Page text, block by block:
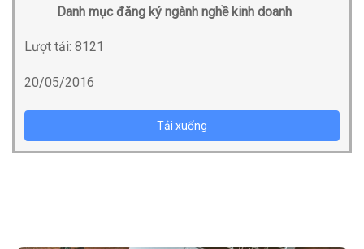
Danh mục đăng ký ngành nghề kinh doanh
Lượt tải: 8121
20/05/2016
Tải xuống